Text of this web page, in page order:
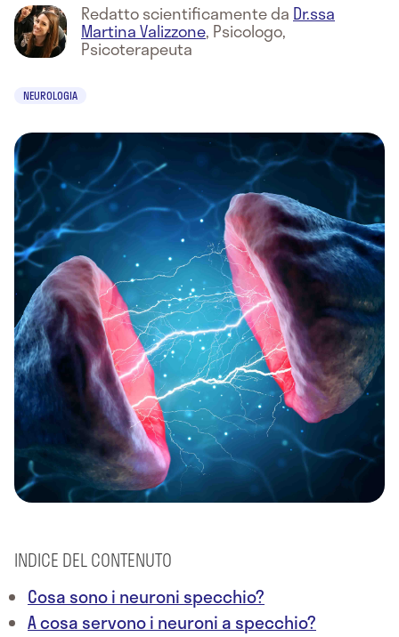
Redatto scientificamente da Dr.ssa
Martina Valizzone, Psicologo,
Psicoterapeuta
NEUROLOGIA
INDICE DEL CONTENUTO
Cosa sono i neuroni specchio?
A cosa servono i neuroni a specchio?